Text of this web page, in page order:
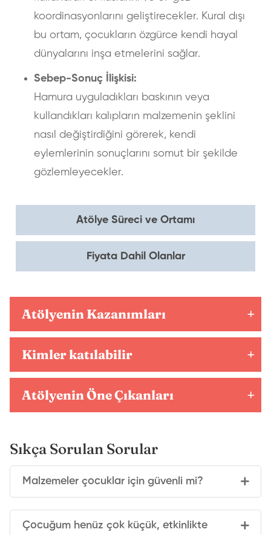
Atölye Süreci ve Ortamı
Fiyata Dahil Olanlar
koordinasyonlarını geliştirecekler. Kural dışı
bu ortam, çocukların özgürce kendi hayal
dünyalarını inşa etmelerini sağlar.
Sebep-Sonuç İlişkisi:
Hamura uyguladıkları baskının veya
kullandıkları kalıpların malzemenin şeklini
nasıl değiştirdiğini görerek, kendi
eylemlerinin sonuçlarını somut bir şekilde
gözlemleyecekler.
Atölyenin Kazanımları
Kimler katılabilir
Atölyenin Öne Çıkanları
Sıkça Sorulan Sorular
Malzemeler çocuklar için güvenli mi?
Çocuğum henüz çok küçük, etkinlikte